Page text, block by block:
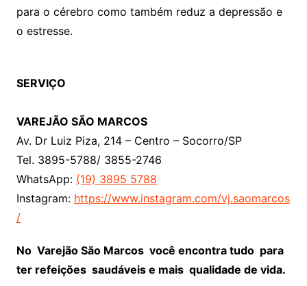
para o cérebro como também reduz a depressão e
o estresse.
SERVIÇO
VAREJÃO SÃO MARCOS
Av. Dr Luiz Piza, 214 – Centro – Socorro/SP
Tel. 3895-5788/ 3855-2746
WhatsApp: (19) 3895 5788
Instagram: https://www.instagram.com/vj.saomarcos
/
No Varejão São Marcos você encontra tudo para
ter refeições saudáveis e mais qualidade de vida.